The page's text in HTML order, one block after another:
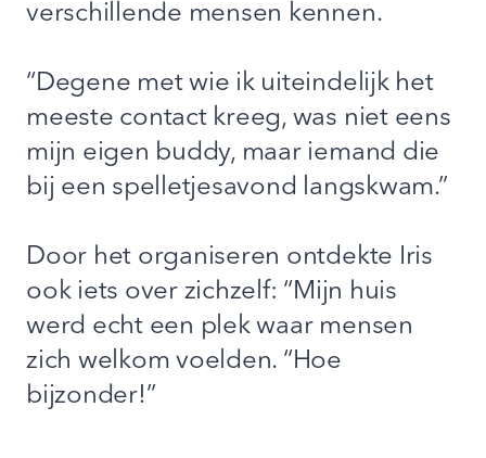
verschillende mensen kennen.
“Degene met wie ik uiteindelijk het
meeste contact kreeg, was niet eens
mijn eigen buddy, maar iemand die
bij een spelletjesavond langskwam.”
Door het organiseren ontdekte Iris
ook iets over zichzelf: “Mijn huis
werd echt een plek waar mensen
zich welkom voelden. “Hoe
bijzonder!”